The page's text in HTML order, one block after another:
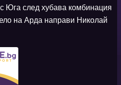
Юга след хубава комбинация
на Арда направи Николай